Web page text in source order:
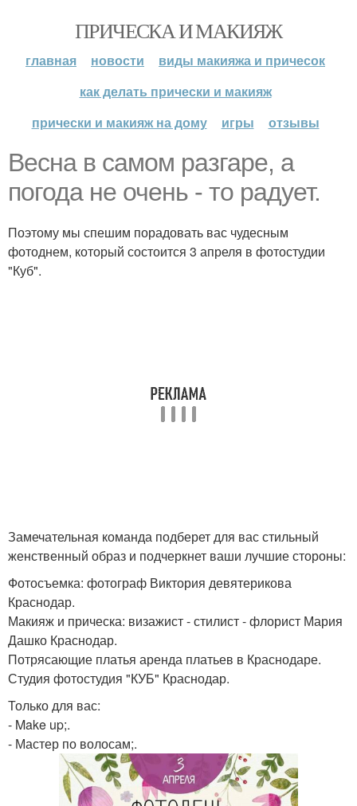
ПРИЧЕСКА И МАКИЯЖ
главная новости
виды макияжа и причесок
как делать прически и макияж
прически и макияж на дому
игры отзывы
Весна в самом разгаре, а
погода не очень - то радует.
Поэтому мы спешим порадовать вас чудесным
фотоднем, который состоится 3 апреля в фотостудии
"Куб".
Замечательная команда подберет для вас стильный
женственный образ и подчеркнет ваши лучшие стороны:
Фотосъемка: фотограф Виктория девятерикова
Краснодар.
Макияж и прическа: визажист - стилист - флорист Мария
Дашко Краснодар.
Потрясающие платья аренда платьев в Краснодаре.
Студия фотостудия "КУБ" Краснодар.
Только для вас:
- Make up;.
- Мастер по волосам;.